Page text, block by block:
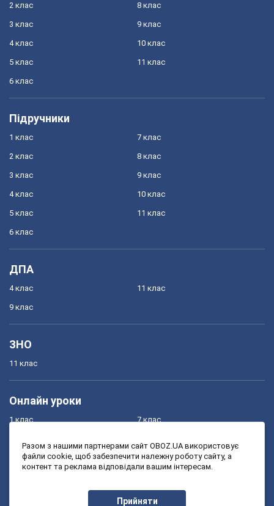
2 клас
3 клас
4 клас
5 клас
6 клас
8 клас
9 клас
10 клас
11 клас
Підручники
1 клас
2 клас
3 клас
4 клас
5 клас
6 клас
7 клас
8 клас
9 клас
10 клас
11 клас
ДПА
4 клас
9 клас
11 клас
ЗНО
11 клас
Онлайн уроки
1 клас
3 клас
7 клас
9 клас
Разом з нашими партнерами сайт OBOZ.UA використовує
файли cookie, щоб забезпечити належну роботу сайту, а
контент та реклама відповідали вашим інтересам.
Прийняти